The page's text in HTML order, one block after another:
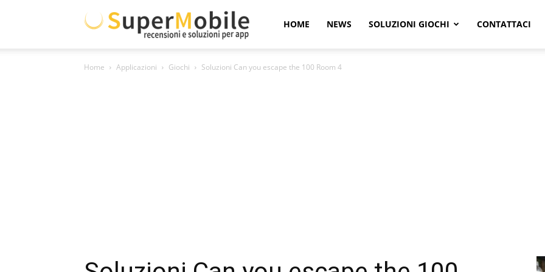
Super
Mobile
HOME NEWS SOLUZIONI GIOCHI CONTATTACI
Home Applicazioni Giochi Soluzioni Can you escape the 100 Room 4